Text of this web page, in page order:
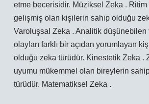
etme becerisidir. Müziksel Zeka . Ritim
gelişmiş olan kişilerin sahip olduğu
Varoluşsal Zeka . Analitik düşünebilen
olayları farklı bir açıdan yorumlayan
olduğu zeka türüdür. Kinestetik Zeka .
uyumu mükemmel olan bireylerin
türüdür. Matematiksel Zeka .